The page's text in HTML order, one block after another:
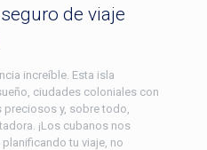
de viaje
increíble. Esta isla
ciudades coloniales con
y, sobre todo,
¡Los cubanos nos
tu viaje, no